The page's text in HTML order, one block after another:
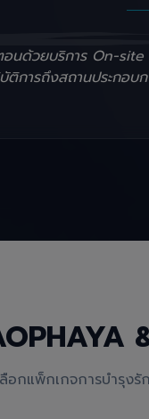
อนด้วยบริการ On-
การถึงสถานประกอบก
อกแพ็กเกจการบำรุง